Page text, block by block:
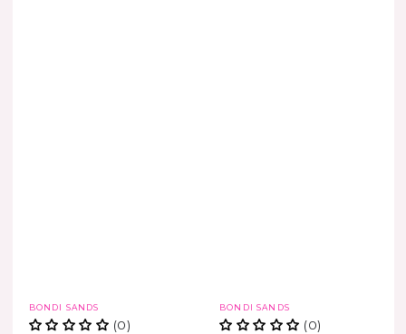
Marca
BONDI SANDS
(0)
Marca
BONDI SANDS
(0)